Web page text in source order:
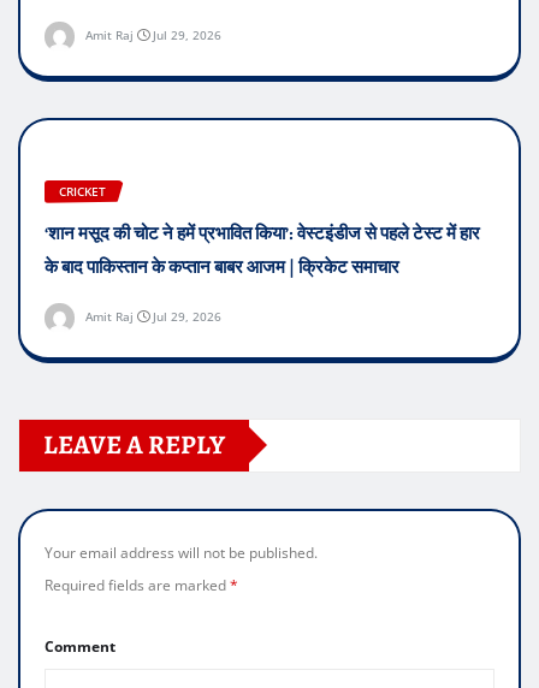
Amit Raj Jul 29, 2026
CRICKET
‘शान मसूद की चोट ने हमें प्रभावित किया’: वेस्टइंडीज से पहले टेस्ट में हार
के बाद पाकिस्तान के कप्तान बाबर आजम | क्रिकेट समाचार
Amit Raj Jul 29, 2026
LEAVE A REPLY
Your email address will not be published.
Required fields are marked*
Comment